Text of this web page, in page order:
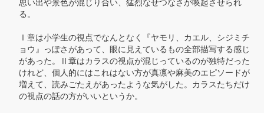
思い出や景色が混じり合い、猛烈なせつなさが喚起させられ
る。
Ⅰ章は小学生の視点でなんとなく『ヤモリ、カエル、シジミチ
ョウ』っぽさがあって、眼に見えているもの全部描写する感じ
があった。Ⅱ章はカラスの視点が混じっているのが独特だった
けれど、個人的にはこれはない方が真凛や麻美のエピソードが
増えて、読みごたえがあったような気がした。カラスたちだけ
の視点の話の方がいいというか。